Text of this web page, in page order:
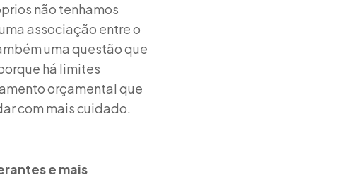
não tenhamos
associação entre o
uma questão que
há limites
orçamental que
com mais cuidado.
e mais